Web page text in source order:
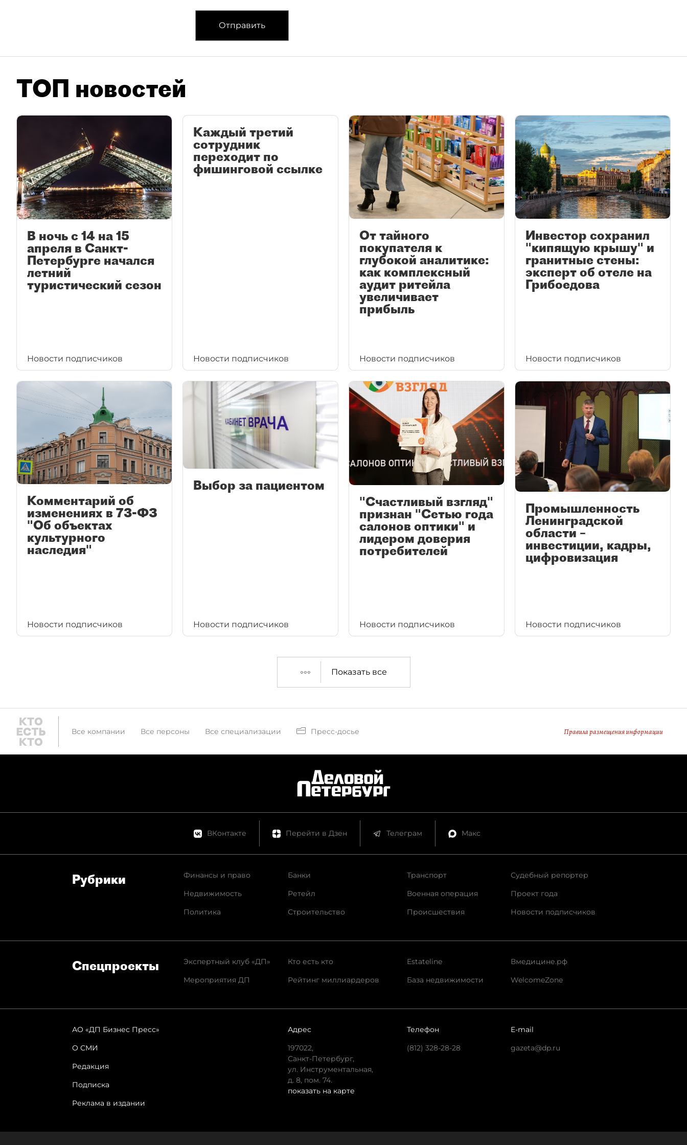
Отправить
ТОП новостей
В ночь с 14 на 15
апреля в Санкт-
Петербурге начался
летний
туристический сезон
Новости подписчиков
Каждый третий
сотрудник
переходит по
фишинговой ссылке
Новости подписчиков
От тайного
покупателя к
глубокой аналитике:
как комплексный
аудит ритейла
увеличивает
прибыль
Новости подписчиков
Инвестор сохранил
"кипящую крышу" и
гранитные стены:
эксперт об отеле на
Грибоедова
Новости подписчиков
Комментарий об
изменениях в 73-ФЗ
"Об объектах
культурного
наследия"
Новости подписчиков
Выбор за пациентом
Новости подписчиков
"Счастливый взгляд"
признан "Сетью года
салонов оптики" и
лидером доверия
потребителей
Новости подписчиков
Промышленность
Ленинградской
области –
инвестиции, кадры,
цифровизация
Новости подписчиков
Показать все
Все компании Все персоны Все специализации Пресс-досье Правила размещения информации
ВКонтакте Перейти в Дзен Телеграм Макс
Рубрики
Финансы и право
Недвижимость
Политика
Банки
Ретейл
Строительство
Транспорт
Военная операция
Происшествия
Судебный репортер
Проект года
Новости подписчиков
Спец­проекты
Экспертный клуб «ДП»
Мероприятия ДП
Кто есть кто
Рейтинг миллиардеров
Estateline
База недвижимости
Вмедицине.рф
WelcomeZone
АО «ДП Бизнес Пресс»
О СМИ
Редакция
Подписка
Реклама в издании
Адрес
197022,
Санкт-Петербург,
ул. Инструментальная,
д. 8, пом. 74.
показать на карте
Телефон
(812) 328-28-28
E-mail
gazeta@dp.ru